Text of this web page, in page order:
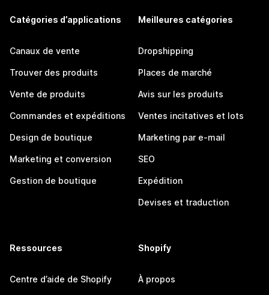
Catégories d’applications
Canaux de vente
Trouver des produits
Vente de produits
Commandes et expéditions
Design de boutique
Marketing et conversion
Gestion de boutique
Meilleures catégories
Dropshipping
Places de marché
Avis sur les produits
Ventes incitatives et lots
Marketing par e-mail
SEO
Expédition
Devises et traduction
Ressources
Centre d’aide de Shopify
Shopify
À propos